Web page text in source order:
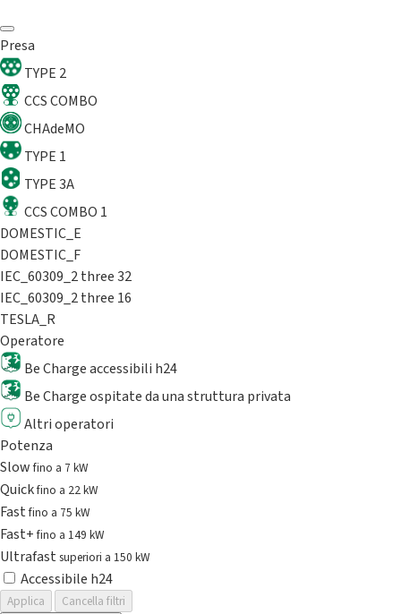
Presa
TYPE 2
CCS COMBO
CHAdeMO
TYPE 1
TYPE 3A
CCS COMBO 1
DOMESTIC_E
DOMESTIC_F
IEC_60309_2 three 32
IEC_60309_2 three 16
TESLA_R
Operatore
Be Charge accessibili h24
Be Charge ospitate da una struttura privata
Altri operatori
Potenza
Slowfino a 7 kW
Quickfino a 22 kW
Fastfino a 75 kW
Fast+fino a 149 kW
Ultrafast superiori a 150 kW
Accessibile h24
Applica
Cancella filtri